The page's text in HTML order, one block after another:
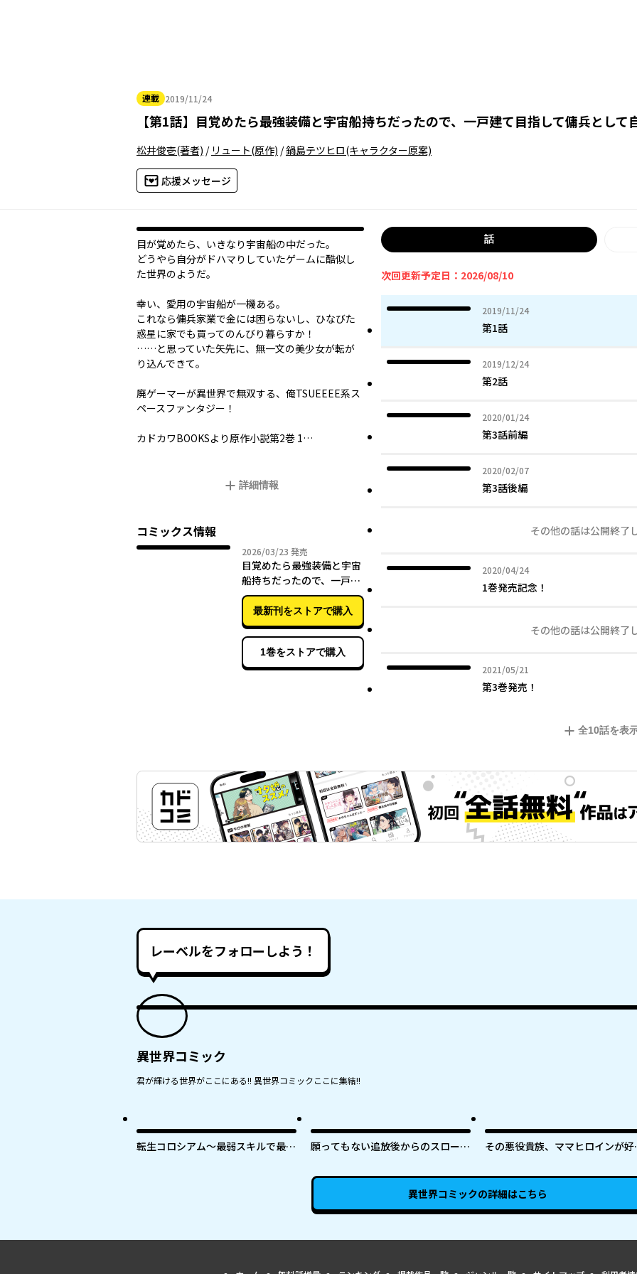
連載 2019/11/24
2019年11月24日
【第1話】 目覚めたら最強装備と宇宙船持ちだったので、一戸建て目指して傭兵として
松井俊壱(著者) / リュート(原作) /鍋島テツヒロ(キャラクター原案)
応援メッセージ
目が覚めたら、いきなり宇宙船の中だった。
どうやら自分がドハマりしていたゲームに酷似し
た世界のようだ。
幸い、愛用の宇宙船が一機ある。
これなら傭兵家業で金には困らないし、ひなびた
惑星に家でも買ってのんびり暮らすか！
……と思っていた矢先に、無一文の美少女が転が
り込んできて――。
廃ゲーマーが異世界で無双する、俺TSUEEEE系ス
ペースファンタジー！
カドカワBOOKSより原作小説第2巻 1…
詳細情報
コミックス情報
2026/03/23 2026年03月23日
発売
目覚めたら最強装備と宇宙
船持ちだったので、一戸建
て目指して傭兵として自由
に生きたい 11
最新刊をストアで購入
1巻をストアで購入
話
次回更新予定日：2026/08/10
2019/11/24
2019年11月24日
第1話
2019/12/24
2019年12月24日
第2話
2020/01/24
2020年01月24日
第3話前編
2020/02/07
2020年02月07日
第3話後編
その他の話は公開終了
2020/04/24
2020年04月24日
1巻発売記念！
その他の話は公開終了
2021/05/21
2021年05月21日
第3巻発売！
全10話を表
レーベルをフォローしよう！
異世界コミック
君が輝ける世界がここにある!! 異世界コミックここに集結!!
転生コロシアム～最弱スキルで最強
願ってもない追放後からのスローラ
で美少女ギャルの師匠になったらな
ぜかめちゃくちゃ懐かれた〜
その悪役貴族、ママヒロインが好
不遇な推しキャラ助けまくる～
異世界コミックの詳細はこちら